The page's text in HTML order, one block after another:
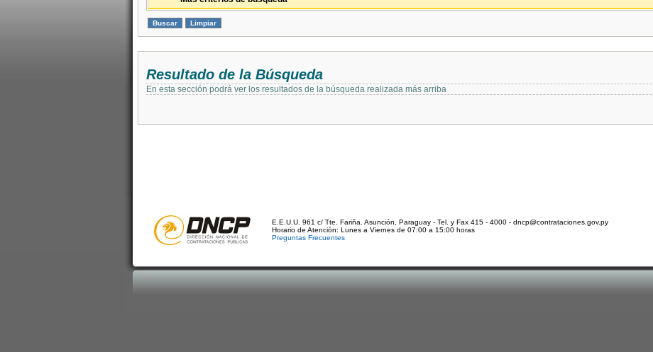
Resultado de la Búsqueda
En esta sección podrá ver los resultados de la búsqueda realizada más arriba
E.E.U.U. 961 c/ Tte. Fariña. Asunción, Paraguay - Tel. y Fax 415 - 4000 - dncp@contrataciones.gov.py
Horario de Atención: Lunes a Viernes de 07:00 a 15:00 horas
Preguntas Frecuentes